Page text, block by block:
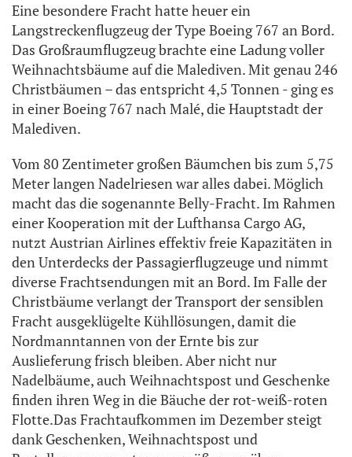
Eine besondere Fracht hatte heuer ein
Langstreckenflugzeug der Type Boeing 767 an Bord.
Das Großraumflugzeug brachte eine Ladung voller
Weihnachtsbäume auf die Malediven. Mit genau 246
Christbäumen – das entspricht 4,5 Tonnen - ging es
in einer Boeing 767 nach Malé, die Hauptstadt der
Malediven.
Vom 80 Zentimeter großen Bäumchen bis zum 5,75
Meter langen Nadelriesen war alles dabei. Möglich
macht das die sogenannte Belly-Fracht. Im Rahmen
einer Kooperation mit der Lufthansa Cargo AG,
nutzt Austrian Airlines effektiv freie Kapazitäten in
den Unterdecks der Passagierflugzeuge und nimmt
diverse Frachtsendungen mit an Bord. Im Falle der
Christbäume verlangt der Transport der sensiblen
Fracht ausgeklügelte Kühllösungen, damit die
Nordmanntannen von der Ernte bis zur
Auslieferung frisch bleiben. Aber nicht nur
Nadelbäume, auch Weihnachtspost und Geschenke
finden ihren Weg in die Bäuche der rot-weiß-roten
Flotte.Das Frachtaufkommen im Dezember steigt
dank Geschenken, Weihnachtspost und